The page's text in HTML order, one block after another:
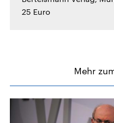
25 Euro
Mehr